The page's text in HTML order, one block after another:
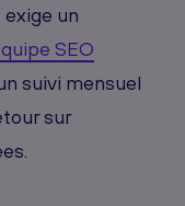
un
SEO
suivi mensuel
sur